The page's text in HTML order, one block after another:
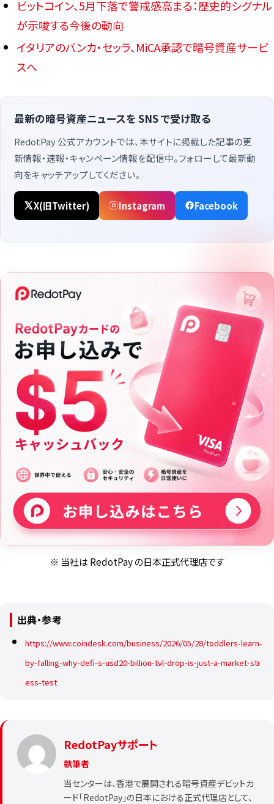
ビットコイン、5月下落で警戒感高まる：歴史的シグナル
が示唆する今後の動向
イタリアのバンカ・セッラ、MiCA承認で暗号資産サービ
スへ
最新の暗号資産ニュースを SNS で受け取る
RedotPay 公式アカウントでは、本サイトに掲載した記事の更
新情報・速報・キャンペーン情報を配信中。フォローして最新動
向をキャッチアップしてください。
X(旧Twitter) Instagram Facebook
※ 当社は RedotPay の日本正式代理店です
出典・参考
https://www.coindesk.com/business/2026/05/28/toddlers-learn-
by-falling-why-defi-s-usd20-billion-tvl-drop-is-just-a-market-str
ess-test
RedotPayサポート
執筆者
当センターは、香港で展開される暗号資産デビットカ
ード「RedotPay」の日本における正式代理店として、